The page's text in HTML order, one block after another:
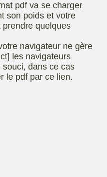
Technique de
compostage
pdf va se charger
son poids et votre
quelques
navigateur ne gère
les navigateurs
souci, dans ce cas
le pdf par ce lien.